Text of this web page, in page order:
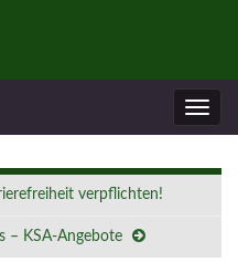
verpflichten!
– KSA-Angebote